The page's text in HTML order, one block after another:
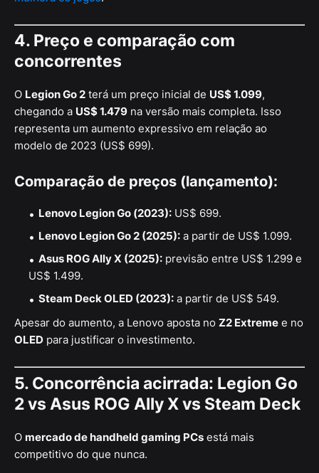
4. Preço e comparação com
concorrentes
O Legion Go 2 terá um preço inicial de US$ 1.099,
chegando a US$ 1.479 na versão mais completa. Isso
representa um aumento expressivo em relação ao
modelo de 2023 (US$ 699).
Comparação de preços (lançamento):
Lenovo Legion Go (2023): US$ 699.
Lenovo Legion Go 2 (2025): a partir de US$ 1.099.
Asus ROG Ally X (2025): previsão entre US$ 1.299 e
US$ 1.499.
Steam Deck OLED (2023): a partir de US$ 549.
Apesar do aumento, a Lenovo aposta no Z2 Extreme e no
OLED para justificar o investimento.
5. Concorrência acirrada: Legion Go
2 vs Asus ROG Ally X vs Steam Deck
O mercado de handheld gaming PCs está mais
competitivo do que nunca.